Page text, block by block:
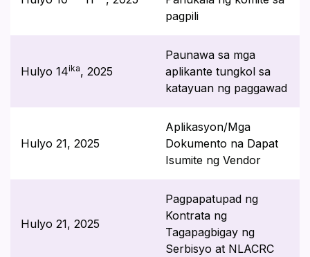
pagpili
Hulyo 14ika, 2025
Paunawa sa mga
aplikante tungkol sa
katayuan ng paggawad
Hulyo 21, 2025
Aplikasyon/Mga
Dokumento na Dapat
Isumite ng Vendor
Hulyo 21, 2025
Pagpapatupad ng
Kontrata ng
Tagapagbigay ng
Serbisyo at NLACRC